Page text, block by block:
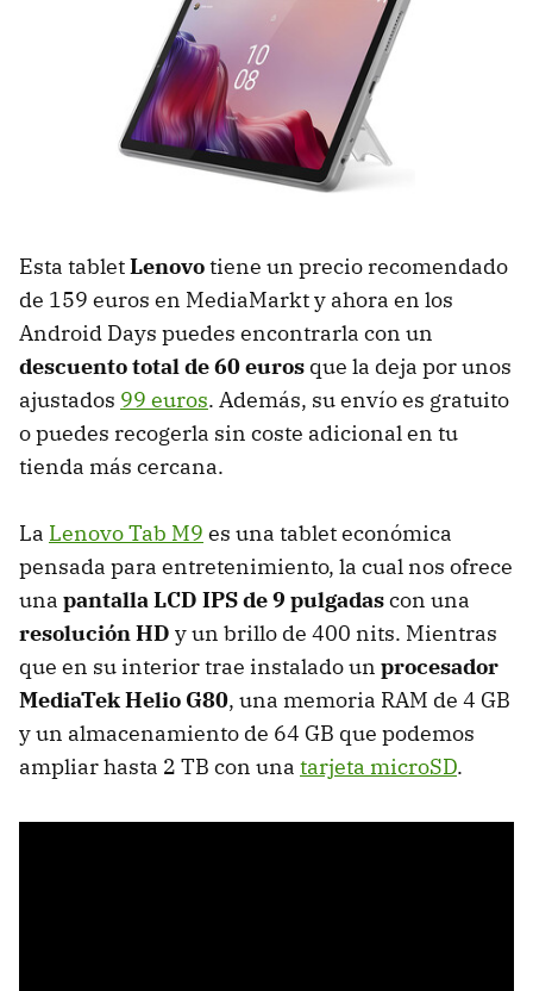
Esta tabletLenovotiene un precio recomendado
de 159 euros en MediaMarkt y ahora en los
Android Days puedes encontrarla con un
descuento total de 60 euros que la deja por unos
ajustados 99 euros. Además, su envío es gratuito
o puedes recogerla sin coste adicional en tu
tienda más cercana.
La Lenovo Tab M9 es una tablet económica
pensada para entretenimiento, la cual nos ofrece
una pantalla LCD IPS de 9 pulgadascon una
resolución HD y un brillo de 400 nits. Mientras
que en su interior trae instalado un procesador
MediaTek Helio G80, una memoria RAM de 4 GB
y un almacenamiento de 64 GB que podemos
ampliar hasta 2 TB con una tarjeta microSD.